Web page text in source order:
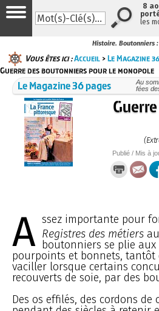
Histoire. Boutonniers
Vous êtes ici :Accueil >Le Magazine
Guerre des boutonniers pour le monopole
Le Magazine 36 pages
Au
fées
Publié / Mis à
A ssez importante pour
Registres des métiers
boutonniers se plie
pourpoints et bonnets, tantôt
vaciller lorsque certains
recouverts de soie, par des
Des os effilés, des cordons
8
les